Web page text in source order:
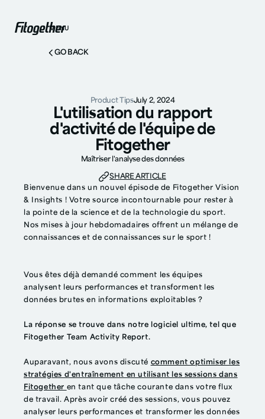
MENU
GO BACK
Product TipsJuly 2, 2024
L'utilisation du rapport
d'activité de l'équipe de
Fitogether
Maîtriser l'analyse des données
SHARE ARTICLE
Bienvenue dans un nouvel épisode de Fitogether Vision
& Insights ! Votre source incontournable pour rester à
la pointe de la science et de la technologie du sport.
Nos mises à jour hebdomadaires offrent un mélange de
connaissances et de connaissances sur le sport !
Vous êtes déjà demandé comment les équipes
analysent leurs performances et transforment les
données brutes en informations exploitables ?
La réponse se trouve dans notre logiciel ultime, tel que
Fitogether Team Activity Report.
Auparavant, nous avons discuté comment optimiser les
stratégies d'entraînement en utilisant les sessions dans
Fitogether en tant que tâche courante dans votre flux
de travail. Après avoir créé des sessions, vous pouvez
analyser leurs performances et transformer les données